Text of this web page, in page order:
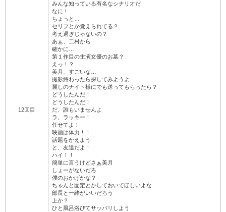
12回目
みんな知っている有名なシナリオだ
なに！
ちょっと…
セリフとか覚えられてる？
考え過ぎじゃないの？
あぁ、二村から
確かに…
第１作目の主演女優のお墓？
えっ！？
美月、すごいな…
撮影終わったら探してみようよ
麗しのナイト様にでも送ってもらったら？
どうしたんだ！
どうしたんだ！
だ、誰もいませんよ
ラ、ラッキー！
任せてよ！
映画は体力！！
話題をかえよう
と、友達だよ！
ハイ！！
簡単に言うけどさぁ美月
しょーがないだろ
僕のおかげかな？
ちゃんと固定とかしておいてほしいよな
部長と一緒がいいだろう
上か？
ひと風呂浴びてサッパリしよう